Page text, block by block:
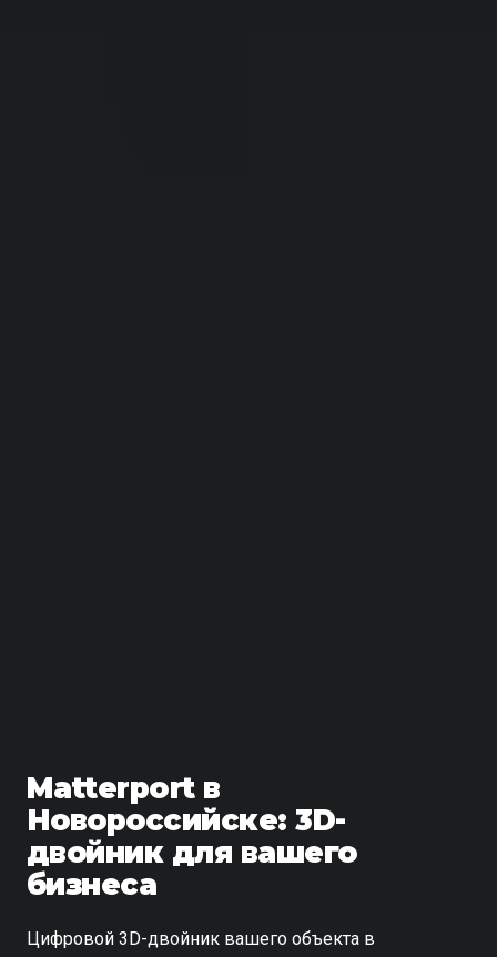
Matterport в
Новороссийске: 3D-
двойник для вашего
бизнеса
Цифровой 3D-двойник вашего объекта в